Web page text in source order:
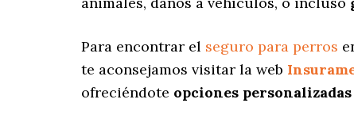
Para encontrar el seguro para perros
te aconsejamos visitar la web
ofreciéndote opciones personalizadas